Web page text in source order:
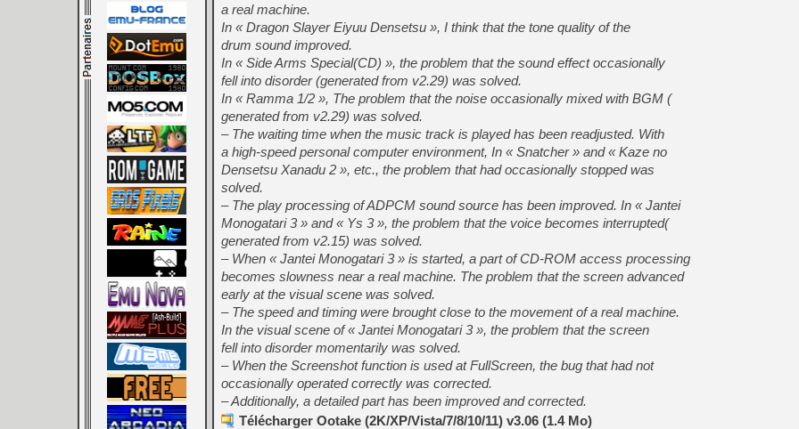
[GK] No More Room in
[GK] Un chatbot Atelier
[GK] Mémoire cash -
[GK] Nvidia : le prix des
[GK] Suikoden Star Leap
[Mo5] La mini borne
[GK] Atari renoue avec les
[GK] Le studio de FIFA
[GK] La PlayStation 1 en
[GK] Dawn of War 4 : les
[GK] Mémoire cash -
[GK] Résultats Nintendo :
[GK] Déjà des
a real machine.
In « Dragon Slayer Eiyuu Densetsu », I think that the tone quality of the
drum sound improved.
In « Side Arms Special(CD) », the problem that the sound effect occasionally
fell into disorder (generated from v2.29) was solved.
In « Ramma 1/2 », The problem that the noise occasionally mixed with BGM (
generated from v2.29) was solved.
– The waiting time when the music track is played has been readjusted. With
a high-speed personal computer environment, In « Snatcher » and « Kaze no
Densetsu Xanadu 2 », etc., the problem that had occasionally stopped was
solved.
– The play processing of ADPCM sound source has been improved. In « Jantei
Monogatari 3 » and « Ys 3 », the problem that the voice becomes interrupted(
generated from v2.15) was solved.
– When « Jantei Monogatari 3 » is started, a part of CD-ROM access processing
becomes slowness near a real machine. The problem that the screen advanced
early at the visual scene was solved.
– The speed and timing were brought close to the movement of a real machine.
In the visual scene of « Jantei Monogatari 3 », the problem that the screen
fell into disorder momentarily was solved.
– When the Screenshot function is used at FullScreen, the bug that had not
occasionally operated correctly was corrected.
– Additionally, a detailed part has been improved and corrected.
Télécharger Ootake (2K/XP/Vista/7/8/10/11) v3.06 (1.4 Mo)